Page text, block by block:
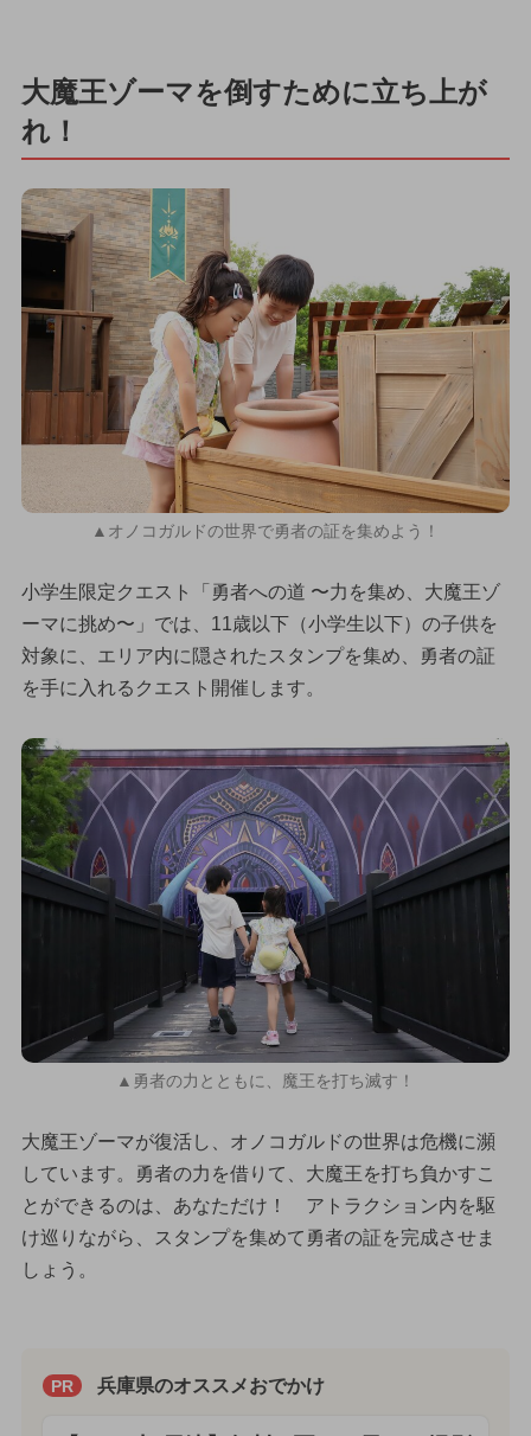
大魔王ゾーマを倒すために立ち上が
れ！
▲オノコガルドの世界で勇者の証を集めよう！
小学生限定クエスト「勇者への道 〜力を集め、大魔王ゾ
ーマに挑め〜」では、11歳以下（小学生以下）の子供を
対象に、エリア内に隠されたスタンプを集め、勇者の証
を手に入れるクエスト開催します。
▲勇者の力とともに、魔王を打ち滅す！
大魔王ゾーマが復活し、オノコガルドの世界は危機に瀕
しています。勇者の力を借りて、大魔王を打ち負かすこ
とができるのは、あなただけ！ アトラクション内を駆
け巡りながら、スタンプを集めて勇者の証を完成させま
しょう。
PR 兵庫県のオススメおでかけ